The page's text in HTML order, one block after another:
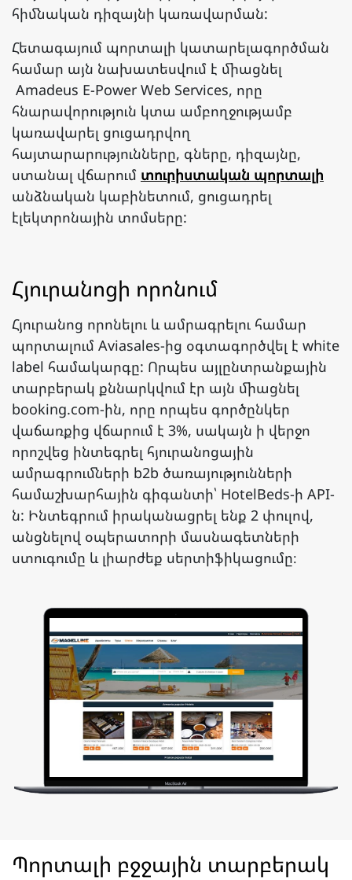
հիմնական դիզայնի կառավարման:
Հետագայում պորտալի կատարելագործման
համար այն նախատեսվում է միացնել
Amadeus E-Power Web Services, որը
հնարավորություն կտա ամբողջությամբ
կառավարել ցուցադրվող
հայտարարությունները, գները, դիզայնը,
ստանալ վճարում տուրիստական պորտալի
անձնական կաբինետում, ցուցադրել
էլեկտրոնային տոմսերը:
Հյուրանոցի որոնում
Հյուրանոց որոնելու և ամրագրելու համար
պորտալում Aviasales-ից օգտագործվել է white
label համակարգը: Որպես այլընտրանքային
տարբերակ քննարկվում էր այն միացնել
booking.com-ին, որը որպես գործընկեր
վաճառքից վճարում է 3%, սակայն ի վերջո
որոշվեց ինտեգրել հյուրանոցային
ամրագրումների b2b ծառայությունների
համաշխարհային գիգանտի՝ HotelBeds-ի API-
ն: Ինտեգրում իրականացրել ենք 2 փուլով,
անցնելով օպերատորի մասնագետների
ստուգումը և լիարժեք սերտիֆիկացումը։
Պորտալի բջջային տարբերակ